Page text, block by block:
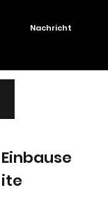
Nachricht
Einbause
ite